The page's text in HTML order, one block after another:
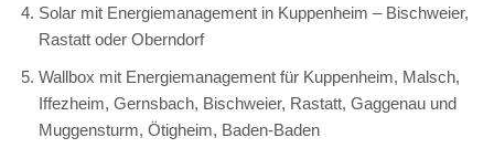
Solar mit Energiemanagement in Kuppenheim – Bischweier,
Rastatt oder Oberndorf
Wallbox mit Energiemanagement für Kuppenheim, Malsch,
Iffezheim, Gernsbach, Bischweier, Rastatt, Gaggenau und
Muggensturm, Ötigheim, Baden-Baden